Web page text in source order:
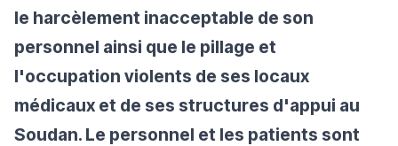
le harcèlement inacceptable de son
personnel ainsi que le pillage et
l'occupation violents de ses locaux
médicaux et de ses structures d'appui au
Soudan. Le personnel et les patients sont